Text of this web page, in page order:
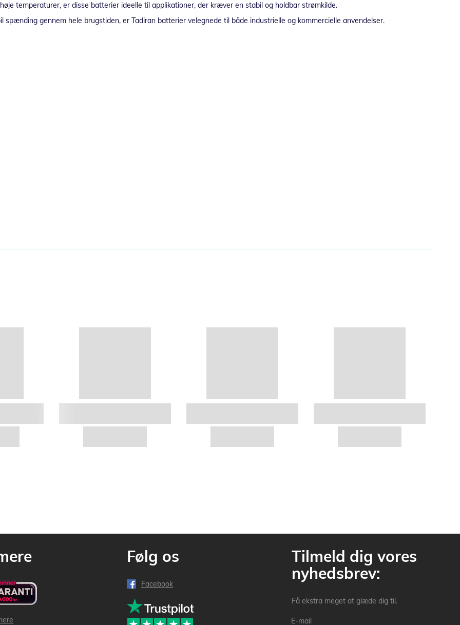
temperaturer, er disse batterier ideelle til applikationer, der kræver en stabil og holdbar strømkilde.
gennem hele brugstiden, er Tadiran batterier velegnede til både industrielle og kommercielle anvendelser.
Følg os
Facebook
Tilmeld dig vores
nyhedsbrev:
Få ekstra meget at glæde dig til.
E-mail